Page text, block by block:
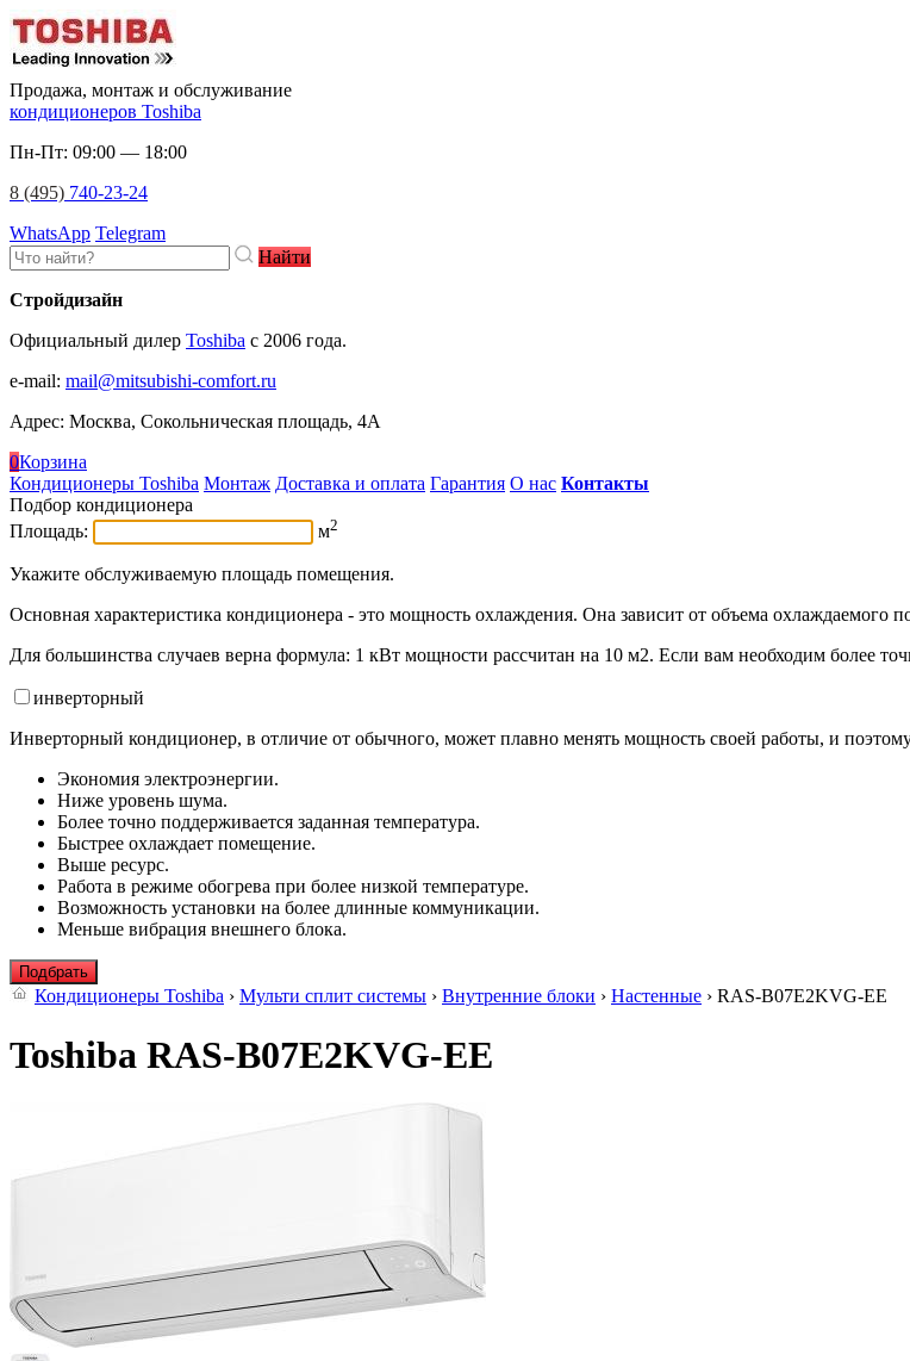
Продажа, монтаж и обслуживание
кондиционеров Toshiba
Пн-Пт: 09:00 — 18:00
8 (495) 740-23-24
WhatsApp Telegram
Найти
Стройдизайн
Официальный дилер Toshiba c 2006 года.
e-mail: mail@mitsubishi-comfort.ru
Адрес: Москва, Сокольническая площадь, 4А
0Корзина
Кондиционеры Toshiba Монтаж Доставка и оплата Гарантия О нас Контакты
Подбор кондиционера
Площадь:
м2
Укажите обслуживаемую площадь помещения.
Основная характеристика кондиционера - это мощность охлаждения. Она зависит от объема охлаждаемого
Для большинства случаев верна формула: 1 кВт мощности рассчитан на 10 м2. Если вам необходим более
инверторный
Инверторный кондиционер, в отличие от обычного, может плавно менять мощность своей работы, и
Экономия электроэнергии.
Ниже уровень шума.
Более точно поддерживается заданная температура.
Быстрее охлаждает помещение.
Выше ресурс.
Работа в режиме обогрева при более низкой температуре.
Возможность установки на более длинные коммуникации.
Меньше вибрация внешнего блока.
Подбрать
Кондиционеры Toshiba › Мульти сплит системы › Внутренние блоки › Настенные › RAS-B07E2KVG-EE
Toshiba RAS-B07E2KVG-EE